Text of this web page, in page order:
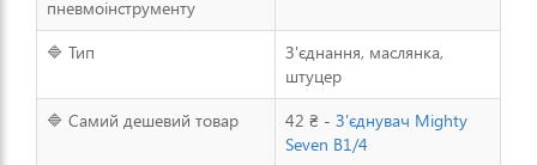
пневмоінструменту
🔷 Тип
З'єднання, маслянка,
штуцер
🔷 Самий дешевий товар
42 ₴ - З'єднувач Mighty
Seven B1/4